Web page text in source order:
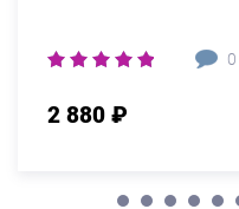
0
2 880 ₽